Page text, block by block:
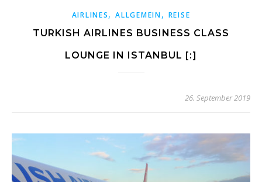
AIRLINES,ALLGEMEIN, REISE
TURKISH AIRLINES BUSINESS CLASS
LOUNGE IN ISTANBUL [:]
26. September 2019